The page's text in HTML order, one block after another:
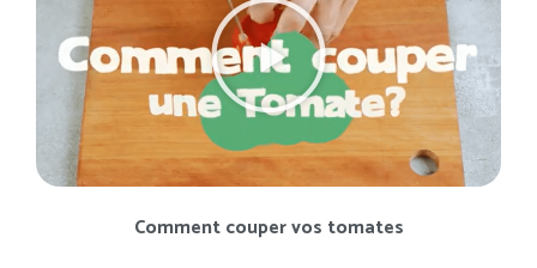
Comment couper vos tomates